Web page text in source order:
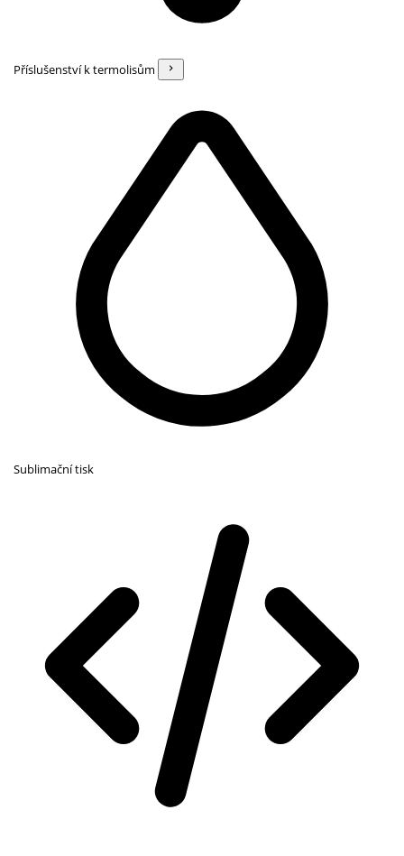
Příslušenství k termolisům
Sublimační tisk